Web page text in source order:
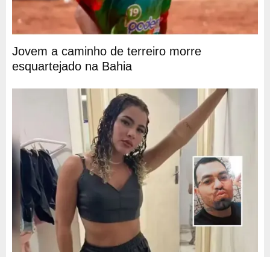
Jovem a caminho de terreiro morre
esquartejado na Bahia